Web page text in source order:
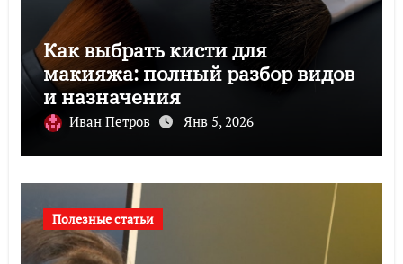
Как выбрать кисти для
макияжа: полный разбор видов
и назначения
Иван Петров Янв 5, 2026
Полезные статьи